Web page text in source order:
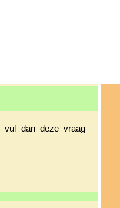
vul dan deze vraag